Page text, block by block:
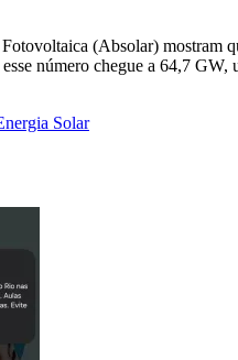
(Absolar) mostram
número chegue a 64,7
Solar